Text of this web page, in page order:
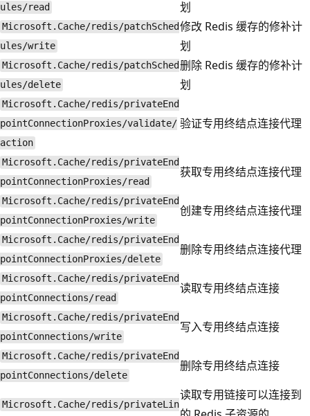
ules/read
划
Microsoft.Cache/redis/patchSched
ules/write
修改 Redis 缓存的修补计
划
Microsoft.Cache/redis/patchSched
ules/delete
删除 Redis 缓存的修补计
划
Microsoft.Cache/redis/privateEnd
pointConnectionProxies/validate/
action
验证专用终结点连接代理
Microsoft.Cache/redis/privateEnd
pointConnectionProxies/read
获取专用终结点连接代理
Microsoft.Cache/redis/privateEnd
pointConnectionProxies/write
创建专用终结点连接代理
Microsoft.Cache/redis/privateEnd
pointConnectionProxies/delete
删除专用终结点连接代理
Microsoft.Cache/redis/privateEnd
pointConnections/read
读取专用终结点连接
Microsoft.Cache/redis/privateEnd
pointConnections/write
写入专用终结点连接
Microsoft.Cache/redis/privateEnd
pointConnections/delete
删除专用终结点连接
Microsoft.Cache/redis/privateLin
读取专用链接可以连接到